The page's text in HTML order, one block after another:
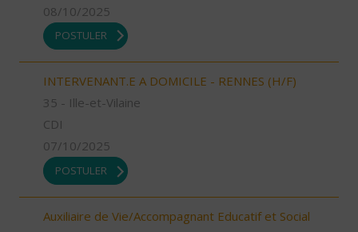
08/10/2025
POSTULER
INTERVENANT.E A DOMICILE - RENNES (H/F)
35 - Ille-et-Vilaine
CDI
07/10/2025
POSTULER
Auxiliaire de Vie/Accompagnant Educatif et Social